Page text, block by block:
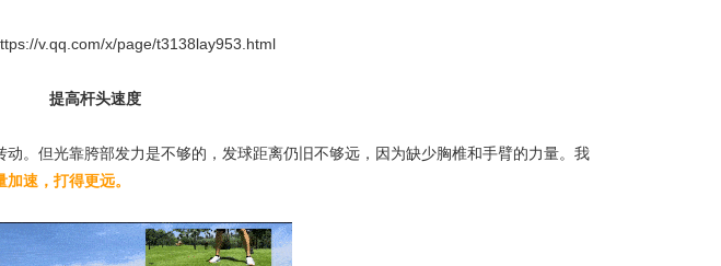
v.qq.com/x/page/t3138lay953.html
提高杆头速度
。但光靠胯部发力是不够的，发球距离仍旧不够远，因为缺少胸椎和手臂的力量。我
速，打得更远。